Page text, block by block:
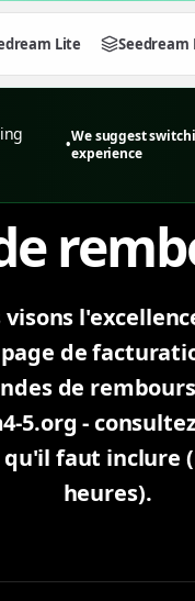
Lite Seedream
•We suggest
experience
visons
de
de
5.org -
faut inclure
heures).